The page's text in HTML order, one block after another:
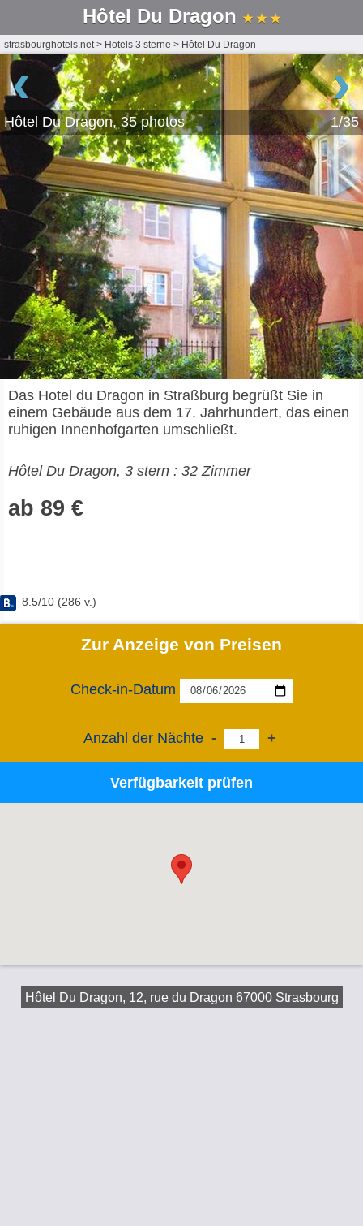
Hôtel Du Dragon ★ ★ ★
strasbourghotels.net> Hotels 3 sterne > Hôtel Du Dragon
‹ ›
Hôtel Du Dragon, 35 photos 1/35
Das Hotel du Dragon in Straßburg begrüßt Sie in
einem Gebäude aus dem 17. Jahrhundert, das einen
ruhigen Innenhofgarten umschließt.
Hôtel Du Dragon, 3 stern : 32 Zimmer
ab 89 €
8.5/10 (286 v.)
Zur Anzeige von Preisen
Check-in-Datum
Anzahl der Nächte - +
Verfügbarkeit prüfen
Hôtel Du Dragon, 12, rue du Dragon 67000 Strasbourg